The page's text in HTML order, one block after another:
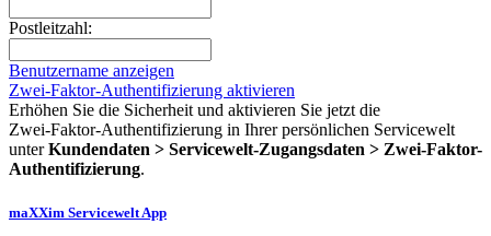
Postleitzahl:
Benutzername anzeigen
Zwei-Faktor-Authentifizierung aktivieren
Erhöhen Sie die Sicherheit und aktivieren Sie jetzt die
Zwei‑Faktor‑Authentifizierung in Ihrer persönlichen Servicewelt
unterKundendaten > Servicewelt-Zugangsdaten > Zwei-Faktor-
Authentifizierung.
maXXim Servicewelt App